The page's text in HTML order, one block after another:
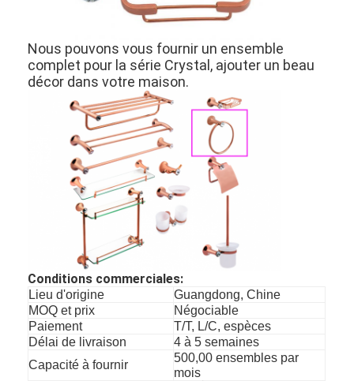
Fermeture de porte en acier inoxydable
handlesets de porte d'entrée
Serrure de porte intelligente
Fermeture de la porte du hangar
Matériel accessoire de porte
Poignées de porte de cylindre
Fermetures tubulaires
Serrure d'armoire intelligente
Fermetures de porte coulissantes métalliques
Robinet d'eau intelligent
articles sanitaires de salle de bains
Nous pouvons vous fournir un ensemble
complet pour la série Crystal, ajouter un beau
décor dans votre maison.
Conditions commerciales:
Lieu d'origine
Guangdong, Chine
MOQ et prix
Négociable
Paiement
T/T, L/C, espèces
Délai de livraison
4 à 5 semaines
Capacité à fournir
500,00 ensembles par
mois